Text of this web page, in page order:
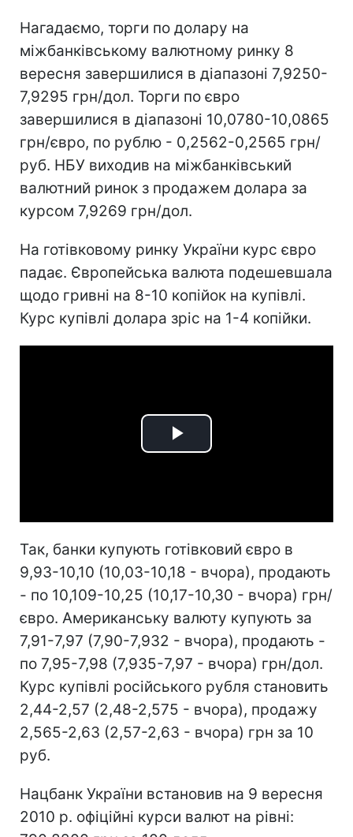
Нагадаємо, торги по долару на
міжбанківському валютному ринку 8
вересня завершилися в діапазоні 7,9250-
7,9295 грн/дол. Торги по євро
завершилися в діапазоні 10,0780-10,0865
грн/євро, по рублю - 0,2562-0,2565 грн/
руб. НБУ виходив на міжбанківський
валютний ринок з продажем долара за
курсом 7,9269 грн/дол.
На готівковому ринку України курс євро
падає. Європейська валюта подешевшала
щодо гривні на 8-10 копійок на купівлі.
Курс купівлі долара зріс на 1-4 копійки.
Play
Так, банки купують готівковий євро в
9,93-10,10 (10,03-10,18 - вчора), продають
- по 10,109-10,25 (10,17-10,30 - вчора) грн/
євро. Американську валюту купують за
7,91-7,97 (7,90-7,932 - вчора), продають -
по 7,95-7,98 (7,935-7,97 - вчора) грн/дол.
Курс купівлі російського рубля становить
2,44-2,57 (2,48-2,575 - вчора), продажу
2,565-2,63 (2,57-2,63 - вчора) грн за 10
руб.
Нацбанк України встановив на 9 вересня
2010 р. офіційні курси валют на рівні: